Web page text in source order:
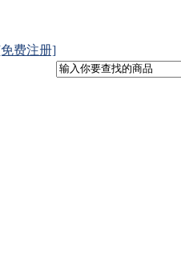
费注册]